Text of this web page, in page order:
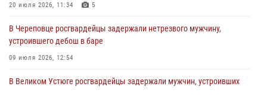
20 июля 2026, 11:34 5
В Череповце росгвардейцы задержали нетрезвого мужчину,
устроившего дебош в баре
09 июля 2026, 12:54
В Великом Устюге росгвардейцы задержали мужчин, устроивших